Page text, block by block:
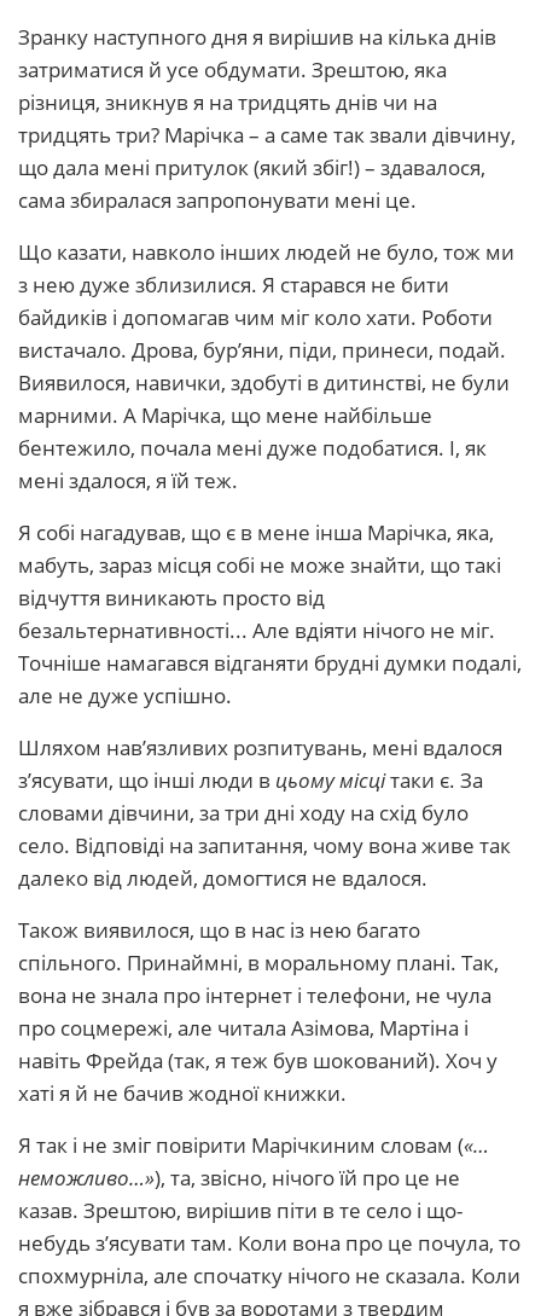
Зранку наступного дня я вирішив на кілька днів
затриматися й усе обдумати. Зрештою, яка
різниця, зникнув я на тридцять днів чи на
тридцять три? Марічка – а саме так звали дівчину,
що дала мені притулок (який збіг!) – здавалося,
сама збиралася запропонувати мені це.
Що казати, навколо інших людей не було, тож ми
з нею дуже зблизилися. Я старався не бити
байдиків і допомагав чим міг коло хати. Роботи
вистачало. Дрова, бур’яни, піди, принеси, подай.
Виявилося, навички, здобуті в дитинстві, не були
марними. А Марічка, що мене найбільше
бентежило, почала мені дуже подобатися. І, як
мені здалося, я їй теж.
Я собі нагадував, що є в мене інша Марічка, яка,
мабуть, зараз місця собі не може знайти, що такі
відчуття виникають просто від
безальтернативності... Але вдіяти нічого не міг.
Точніше намагався відганяти брудні думки подалі,
але не дуже успішно.
Шляхом нав’язливих розпитувань, мені вдалося
з’ясувати, що інші люди в цьому місцітаки є. За
словами дівчини, за три дні ходу на схід було
село. Відповіді на запитання, чому вона живе так
далеко від людей, домогтися не вдалося.
Також виявилося, що в нас із нею багато
спільного. Принаймні, в моральному плані. Так,
вона не знала про інтернет і телефони, не чула
про соцмережі, але читала Азімова, Мартіна і
навіть Фрейда (так, я теж був шокований). Хоч у
хаті я й не бачив жодної книжки.
Я так і не зміг повірити Марічкиним словам («…
неможливо…»), та, звісно, нічого їй про це не
казав. Зрештою, вирішив піти в те село і що-
небудь з’ясувати там. Коли вона про це почула, то
спохмурніла, але спочатку нічого не сказала. Коли
я вже зібрався і був за воротами з твердим